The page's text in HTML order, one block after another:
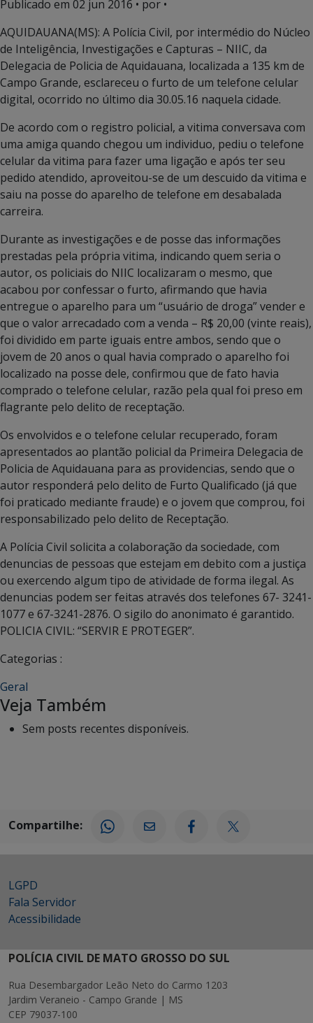
Publicado em 02 jun 2016 • por •
AQUIDAUANA(MS): A Polícia Civil, por intermédio do Núcleo
de Inteligência, Investigações e Capturas – NIIC, da
Delegacia de Policia de Aquidauana, localizada a 135 km de
Campo Grande, esclareceu o furto de um telefone celular
digital, ocorrido no último dia 30.05.16 naquela cidade.
De acordo com o registro policial, a vitima conversava com
uma amiga quando chegou um individuo, pediu o telefone
celular da vitima para fazer uma ligação e após ter seu
pedido atendido, aproveitou-se de um descuido da vitima e
saiu na posse do aparelho de telefone em desabalada
carreira.
Durante as investigações e de posse das informações
prestadas pela própria vitima, indicando quem seria o
autor, os policiais do NIIC localizaram o mesmo, que
acabou por confessar o furto, afirmando que havia
entregue o aparelho para um “usuário de droga” vender e
que o valor arrecadado com a venda – R$ 20,00 (vinte reais),
foi dividido em parte iguais entre ambos, sendo que o
jovem de 20 anos o qual havia comprado o aparelho foi
localizado na posse dele, confirmou que de fato havia
comprado o telefone celular, razão pela qual foi preso em
flagrante pelo delito de receptação.
Os envolvidos e o telefone celular recuperado, foram
apresentados ao plantão policial da Primeira Delegacia de
Policia de Aquidauana para as providencias, sendo que o
autor responderá pelo delito de Furto Qualificado (já que
foi praticado mediante fraude) e o jovem que comprou, foi
responsabilizado pelo delito de Receptação.
A Polícia Civil solicita a colaboração da sociedade, com
denuncias de pessoas que estejam em debito com a justiça
ou exercendo algum tipo de atividade de forma ilegal. As
denuncias podem ser feitas através dos telefones 67- 3241-
1077 e 67-3241-2876. O sigilo do anonimato é garantido.
POLICIA CIVIL: “SERVIR E PROTEGER”.
Categorias :
Geral
Veja Também
Sem posts recentes disponíveis.
Compartilhe:
LGPD
Fala Servidor
Acessibilidade
POLÍCIA CIVIL DE MATO GROSSO DO SUL
Rua Desembargador Leão Neto do Carmo 1203
Jardim Veraneio - Campo Grande | MS
CEP 79037-100